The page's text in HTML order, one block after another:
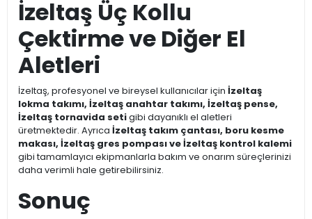
İzeltaş Üç Kollu
Çektirme ve Diğer El
Aletleri
İzeltaş, profesyonel ve bireysel kullanıcılar için İzeltaş
lokma takımı, İzeltaş anahtar takımı, İzeltaş pense,
İzeltaş tornavida setigibi dayanıklı el aletleri
üretmektedir. Ayrıca İzeltaş takım çantası, boru kesme
makası, İzeltaş gres pompası ve İzeltaş kontrol kalemi
gibi tamamlayıcı ekipmanlarla bakım ve onarım süreçlerinizi
daha verimli hale getirebilirsiniz.
Sonuç